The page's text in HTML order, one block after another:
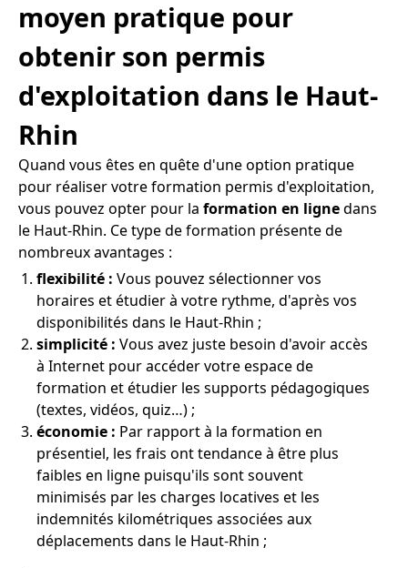
moyen pratique pour
obtenir son permis
d'exploitation dans le Haut-
Rhin
Quand vous êtes en quête d'une option pratique
pour réaliser votre formation permis d'exploitation,
vous pouvez opter pour la formation en lignedans
le Haut-Rhin. Ce type de formation présente de
nombreux avantages :
flexibilité : Vous pouvez sélectionner vos
horaires et étudier à votre rythme, d'après vos
disponibilités dans le Haut-Rhin ;
simplicité : Vous avez juste besoin d'avoir accès
à Internet pour accéder votre espace de
formation et étudier les supports pédagogiques
(textes, vidéos, quiz…) ;
économie : Par rapport à la formation en
présentiel, les frais ont tendance à être plus
faibles en ligne puisqu'ils sont souvent
minimisés par les charges locatives et les
indemnités kilométriques associées aux
déplacements dans le Haut-Rhin ;